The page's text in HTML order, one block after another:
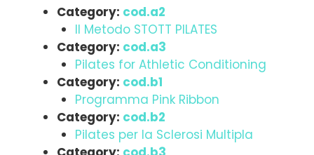
Category: cod.a2
Il Metodo STOTT PILATES
Category: cod.a3
Pilates for Athletic Conditioning
Category: cod.b1
Programma Pink Ribbon
Category: cod.b2
Pilates per la Sclerosi Multipla